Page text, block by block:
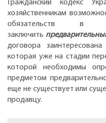
Гражданский кодекс
хозяйственникам
обязательств
заключить
договора
которая уже на стадии
которой необходимы
предметом
еще не существует или
продавцу.